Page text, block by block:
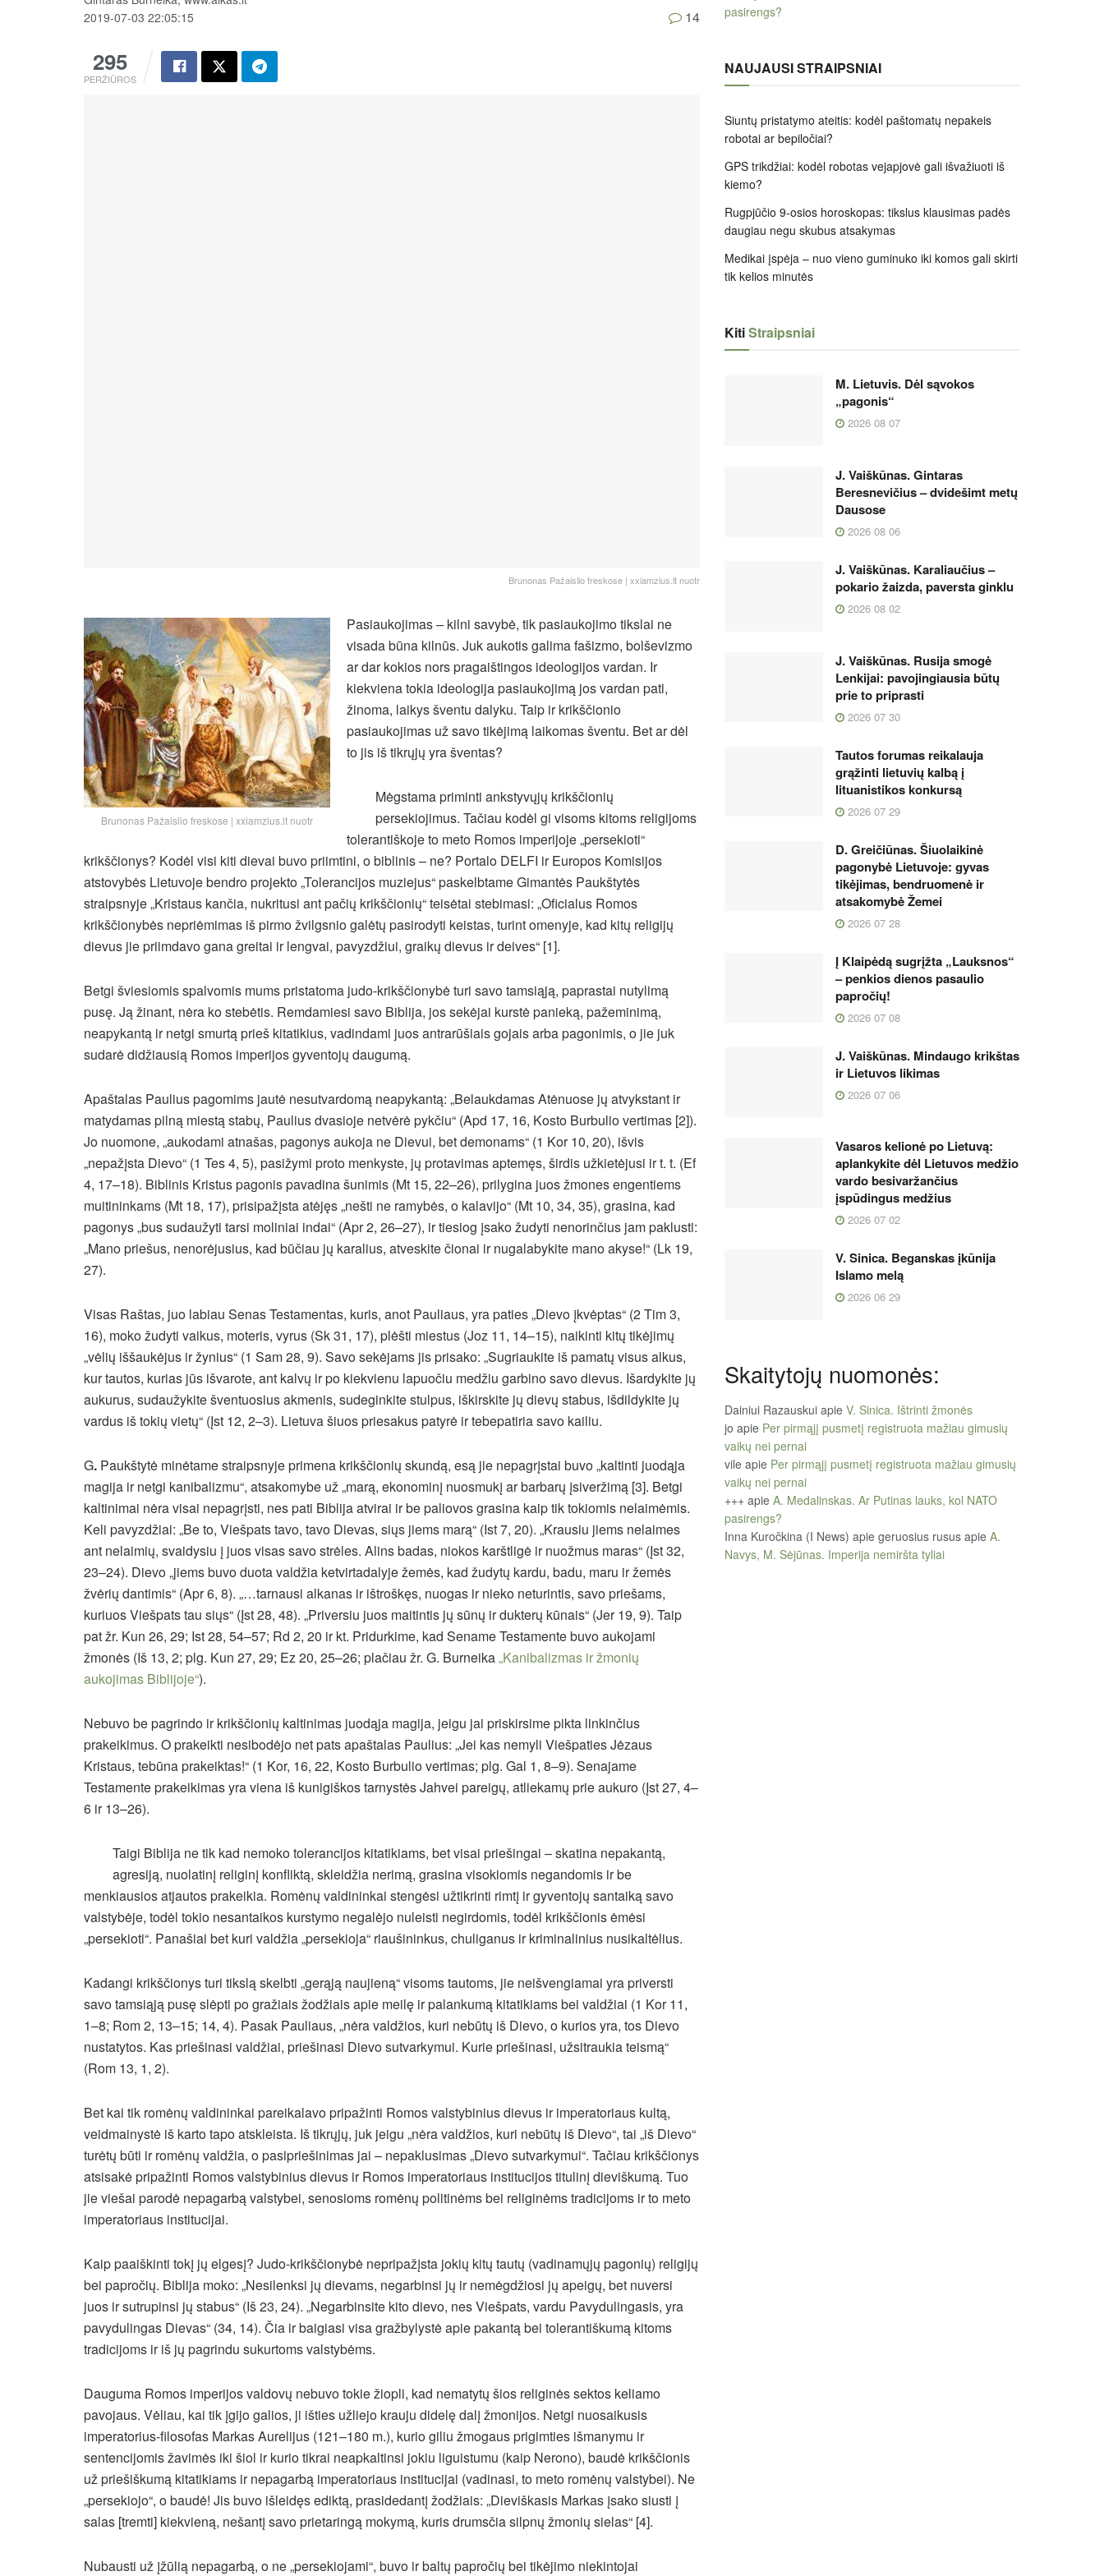
2019-07-03 22:05:15
295
PERŽIŪROS
14
Brunonas Pažaislio freskose | xxiamzius.lt nuotr
Brunonas Pažaislio freskose | xxiamzius.lt nuotr
Pasiaukojimas – kilni savybė, tik pasiaukojimo tikslai ne
visada būna kilnūs. Juk aukotis galima fašizmo, bolševizmo
ar dar kokios nors pragaištingos ideologijos vardan. Ir
kiekviena tokia ideologija pasiaukojimą jos vardan pati,
žinoma, laikys šventu dalyku. Taip ir krikščionio
pasiaukojimas už savo tikėjimą laikomas šventu. Bet ar dėl
to jis iš tikrųjų yra šventas?
Mėgstama priminti ankstyvųjų krikščionių
persekiojimus. Tačiau kodėl gi visoms kitoms religijoms
tolerantiškoje to meto Romos imperijoje „persekioti“
krikščionys? Kodėl visi kiti dievai buvo priimtini, o biblinis – ne? Portalo DELFI ir Europos Komisijos
atstovybės Lietuvoje bendro projekto „Tolerancijos muziejus“ paskelbtame Gimantės Paukštytės
straipsnyje „Kristaus kančia, nukritusi ant pačių krikščionių“ teisėtai stebimasi: „Oficialus Romos
krikščionybės nepriėmimas iš pirmo žvilgsnio galėtų pasirodyti keistas, turint omenyje, kad kitų religijų
dievus jie priimdavo gana greitai ir lengvai, pavyzdžiui, graikų dievus ir deives“ [1].
Betgi šviesiomis spalvomis mums pristatoma judo-krikščionybė turi savo tamsiąją, paprastai nutylimą
pusę. Ją žinant, nėra ko stebėtis. Remdamiesi savo Biblija, jos sekėjai kurstė panieką, pažeminimą,
neapykantą ir netgi smurtą prieš kitatikius, vadindami juos antrarūšiais gojais arba pagonimis, o jie juk
sudarė didžiausią Romos imperijos gyventojų daugumą.
Apaštalas Paulius pagomims jautė nesutvardomą neapykantą: „Belaukdamas Atėnuose jų atvykstant ir
matydamas pilną miestą stabų, Paulius dvasioje netvėrė pykčiu“ (Apd 17, 16, Kosto Burbulio vertimas [2]).
Jo nuomone, „aukodami atnašas, pagonys aukoja ne Dievui, bet demonams“ (1 Kor 10, 20), išvis
„nepažįsta Dievo“ (1 Tes 4, 5), pasižymi proto menkyste, jų protavimas aptemęs, širdis užkietėjusi ir t. t. (Ef
4, 17–18). Biblinis Kristus pagonis pavadina šunimis (Mt 15, 22–26), prilygina juos žmones engentiems
muitininkams (Mt 18, 17), prisipažįsta atėjęs „nešti ne ramybės, o kalavijo“ (Mt 10, 34, 35), grasina, kad
pagonys „bus sudaužyti tarsi moliniai indai“ (Apr 2, 26–27), ir tiesiog įsako žudyti nenorinčius jam paklusti:
„Mano priešus, nenorėjusius, kad būčiau jų karalius, atveskite čionai ir nugalabykite mano akyse!“ (Lk 19,
27).
Visas Raštas, juo labiau Senas Testamentas, kuris, anot Pauliaus, yra paties „Dievo įkvėptas“ (2 Tim 3,
16), moko žudyti vaikus, moteris, vyrus (Sk 31, 17), plėšti miestus (Joz 11, 14–15), naikinti kitų tikėjimų
„vėlių iššaukėjus ir žynius“ (1 Sam 28, 9). Savo sekėjams jis prisako: „Sugriaukite iš pamatų visus alkus,
kur tautos, kurias jūs išvarote, ant kalvų ir po kiekvienu lapuočiu medžiu garbino savo dievus. Išardykite jų
aukurus, sudaužykite šventuosius akmenis, sudeginkite stulpus, iškirskite jų dievų stabus, išdildykite jų
vardus iš tokių vietų“ (Įst 12, 2–3). Lietuva šiuos priesakus patyrė ir tebepatiria savo kailiu.
G. Paukštytė minėtame straipsnyje primena krikščionių skundą, esą jie nepagrįstai buvo „kaltinti juodąja
magija ir netgi kanibalizmu“, atsakomybe už „marą, ekonominį nuosmukį ar barbarų įsiveržimą [3]. Betgi
kaltinimai nėra visai nepagrįsti, nes pati Biblija atvirai ir be paliovos grasina kaip tik tokiomis nelaimėmis.
Keli pavyzdžiai: „Be to, Viešpats tavo, tavo Dievas, siųs jiems marą“ (Ist 7, 20). „Krausiu jiems nelaimes
ant nelaimių, svaidysiu į juos visas savo strėles. Alins badas, niokos karštligė ir nuožmus maras“ (Įst 32,
23–24). Dievo „jiems buvo duota valdžia ketvirtadalyje žemės, kad žudytų kardu, badu, maru ir žemės
žvėrių dantimis“ (Apr 6, 8). „…tarnausi alkanas ir ištroškęs, nuogas ir nieko neturintis, savo priešams,
kuriuos Viešpats tau siųs“ (Įst 28, 48). „Priversiu juos maitintis jų sūnų ir dukterų kūnais“ (Jer 19, 9). Taip
pat žr. Kun 26, 29; Ist 28, 54–57; Rd 2, 20 ir kt. Pridurkime, kad Sename Testamente buvo aukojami
žmonės (Iš 13, 2; plg. Kun 27, 29; Ez 20, 25–26; plačiau žr. G. Burneika„Kanibalizmas ir žmonių
aukojimas Biblijoje“).
Nebuvo be pagrindo ir krikščionių kaltinimas juodąja magija, jeigu jai priskirsime pikta linkinčius
prakeikimus. O prakeikti nesibodėjo net pats apaštalas Paulius: „Jei kas nemyli Viešpaties Jėzaus
Kristaus, tebūna prakeiktas!“ (1 Kor, 16, 22, Kosto Burbulio vertimas; plg. Gal 1, 8–9). Senajame
Testamente prakeikimas yra viena iš kunigiškos tarnystės Jahvei pareigų, atliekamų prie aukuro (Įst 27, 4–
6 ir 13–26).
Taigi Biblija ne tik kad nemoko tolerancijos kitatikiams, bet visai priešingai – skatina nepakantą,
agresiją, nuolatinį religinį konfliktą, skleidžia nerimą, grasina visokiomis negandomis ir be
menkiausios atjautos prakeikia. Romėnų valdininkai stengėsi užtikrinti rimtį ir gyventojų santaiką savo
valstybėje, todėl tokio nesantaikos kurstymo negalėjo nuleisti negirdomis, todėl krikščionis ėmėsi
„persekioti“. Panašiai bet kuri valdžia „persekioja“ riaušininkus, chuliganus ir kriminalinius nusikaltėlius.
Kadangi krikščionys turi tikslą skelbti „gerąją naujieną“ visoms tautoms, jie neišvengiamai yra priversti
savo tamsiąją pusę slėpti po gražiais žodžiais apie meilę ir palankumą kitatikiams bei valdžiai (1 Kor 11,
1–8; Rom 2, 13–15; 14, 4). Pasak Pauliaus, „nėra valdžios, kuri nebūtų iš Dievo, o kurios yra, tos Dievo
nustatytos. Kas priešinasi valdžiai, priešinasi Dievo sutvarkymui. Kurie priešinasi, užsitraukia teismą“
(Rom 13, 1, 2).
Bet kai tik romėnų valdininkai pareikalavo pripažinti Romos valstybinius dievus ir imperatoriaus kultą,
veidmainystė iš karto tapo atskleista. Iš tikrųjų, juk jeigu „nėra valdžios, kuri nebūtų iš Dievo“, tai „iš Dievo“
turėtų būti ir romėnų valdžia, o pasipriešinimas jai – nepaklusimas „Dievo sutvarkymui“. Tačiau krikščionys
atsisakė pripažinti Romos valstybinius dievus ir Romos imperatoriaus institucijos titulinį dieviškumą. Tuo
jie viešai parodė nepagarbą valstybei, senosioms romėnų politinėms bei religinėms tradicijoms ir to meto
imperatoriaus institucijai.
Kaip paaiškinti tokį jų elgesį? Judo-krikščionybė nepripažįsta jokių kitų tautų (vadinamųjų pagonių) religijų
bei papročių. Biblija moko: „Nesilenksi jų dievams, negarbinsi jų ir nemėgdžiosi jų apeigų, bet nuversi
juos ir sutrupinsi jų stabus“ (Iš 23, 24). „Negarbinsite kito dievo, nes Viešpats, vardu Pavydulingasis, yra
pavydulingas Dievas“ (34, 14). Čia ir baigiasi visa gražbylystė apie pakantą bei tolerantiškumą kitoms
tradicijoms ir iš jų pagrindu sukurtoms valstybėms.
Dauguma Romos imperijos valdovų nebuvo tokie žiopli, kad nematytų šios religinės sektos keliamo
pavojaus. Vėliau, kai tik įgijo galios, ji išties užliejo krauju didelę dalį žmonijos. Netgi nuosaikusis
imperatorius-filosofas Markas Aurelijus (121–180 m.), kurio giliu žmogaus prigimties išmanymu ir
sentencijomis žavimės iki šiol ir kurio tikrai neapkaltinsi jokiu liguistumu (kaip Nerono), baudė krikščionis
už priešiškumą kitatikiams ir nepagarbą imperatoriaus institucijai (vadinasi, to meto romėnų valstybei). Ne
„persekiojo“, o baudė! Jis buvo išleidęs ediktą, prasidedantį žodžiais: „Dieviškasis Markas įsako siusti į
salas [tremti] kiekvieną, nešantį savo prietaringą mokymą, kuris drumsčia silpnų žmonių sielas“ [4].
Nubausti už įžūlią nepagarbą, o ne „persekiojami“, buvo ir baltų papročių bei tikėjimo niekintojai
pasirengs?
NAUJAUSI STRAIPSNIAI
Siuntų pristatymo ateitis: kodėl paštomatų nepakeis
robotai ar bepiločiai?
GPS trikdžiai: kodėl robotas vejapjovė gali išvažiuoti iš
kiemo?
Rugpjūčio 9-osios horoskopas: tikslus klausimas padės
daugiau negu skubus atsakymas
Medikai įspėja – nuo vieno guminuko iki komos gali skirti
tik kelios minutės
KitiStraipsniai
M. Lietuvis. Dėl sąvokos
„pagonis“
2026 08 07
J. Vaiškūnas. Gintaras
Beresnevičius – dvidešimt metų
Dausose
2026 08 06
J. Vaiškūnas. Karaliaučius –
pokario žaizda, paversta ginklu
2026 08 02
J. Vaiškūnas. Rusija smogė
Lenkijai: pavojingiausia būtų
prie to priprasti
2026 07 30
Tautos forumas reikalauja
grąžinti lietuvių kalbą į
lituanistikos konkursą
2026 07 29
D. Greičiūnas. Šiuolaikinė
pagonybė Lietuvoje: gyvas
tikėjimas, bendruomenė ir
atsakomybė Žemei
2026 07 28
Į Klaipėdą sugrįžta „Lauksnos“
– penkios dienos pasaulio
papročių!
2026 07 08
J. Vaiškūnas. Mindaugo krikštas
ir Lietuvos likimas
2026 07 06
Vasaros kelionė po Lietuvą:
aplankykite dėl Lietuvos medžio
vardo besivaržančius
įspūdingus medžius
2026 07 02
V. Sinica. Beganskas įkūnija
Islamo melą
2026 06 29
Skaitytojų nuomonės:
Dainiui Razauskui apie V. Sinica. Ištrinti žmonės
jo apie Per pirmąjį pusmetį registruota mažiau gimusių
vaikų nei pernai
vile apie Per pirmąjį pusmetį registruota mažiau gimusių
vaikų nei pernai
+++ apie A. Medalinskas. Ar Putinas lauks, kol NATO
pasirengs?
Inna Kuročkina (I News) apie geruosius rusus apie A.
Navys, M. Sėjūnas. Imperija nemiršta tyliai